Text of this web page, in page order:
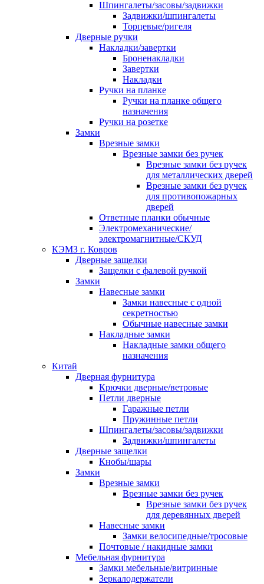
Шпингалеты/засовы/задвижки
Задвижки/шпингалеты
Торцевые/ригеля
Дверные ручки
Накладки/завертки
Броненакладки
Завертки
Накладки
Ручки на планке
Ручки на планке общего
назначения
Ручки на розетке
Замки
Врезные замки
Врезные замки без ручек
Врезные замки без ручек
для металлических дверей
Врезные замки без ручек
для противопожарных
дверей
Ответные планки обычные
Электромеханические/
электромагнитные/СКУД
КЭМЗ г. Ковров
Дверные защелки
Защелки с фалевой ручкой
Замки
Навесные замки
Замки навесные с одной
секретностью
Обычные навесные замки
Накладные замки
Накладные замки общего
назначения
Китай
Дверная фурнитура
Крючки дверные/ветровые
Петли дверные
Гаражные петли
Пружинные петли
Шпингалеты/засовы/задвижки
Задвижки/шпингалеты
Дверные защелки
Кнобы/шары
Замки
Врезные замки
Врезные замки без ручек
Врезные замки без ручек
для деревянных дверей
Навесные замки
Замки велосипедные/тросовые
Почтовые / накидные замки
Мебельная фурнитура
Замки мебельные/витринные
Зеркалодержатели